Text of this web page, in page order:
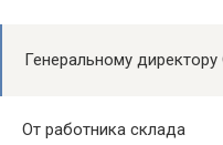
Генеральному
От работника склада